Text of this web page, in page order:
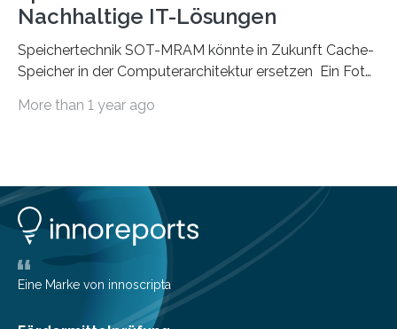
Nachhaltige IT-Lösungen
Speichertechnik SOT-MRAM könnte in Zukunft Cache-
Speicher in der Computerarchitektur ersetzen Ein Foto,
Hochgeladene Medien landen in riesigen Cloud-
weltweiten Gesamtenergieverbrauchs, was 200
Terawattstunden Strom pro Jahr entspricht. Dieser
immense Energiebedarf hat Wissenschaftlerinnen und
Wissenschaftler dazu veranlasst, innovative Wege zur
Senkung des Energieverbrauchs zu erforschen. Neuer
Ansatz für Smartphones und Supercomputer
More than 1 year ago
Eine Marke von innoscripta